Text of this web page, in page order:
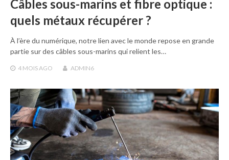
Câbles sous-marins et fibre optique :
quels métaux récupérer ?
À l’ère du numérique, notre lien avec le monde repose en grande
partie sur des câbles sous-marins qui relient les…
4 MOISAGO ADMIN6